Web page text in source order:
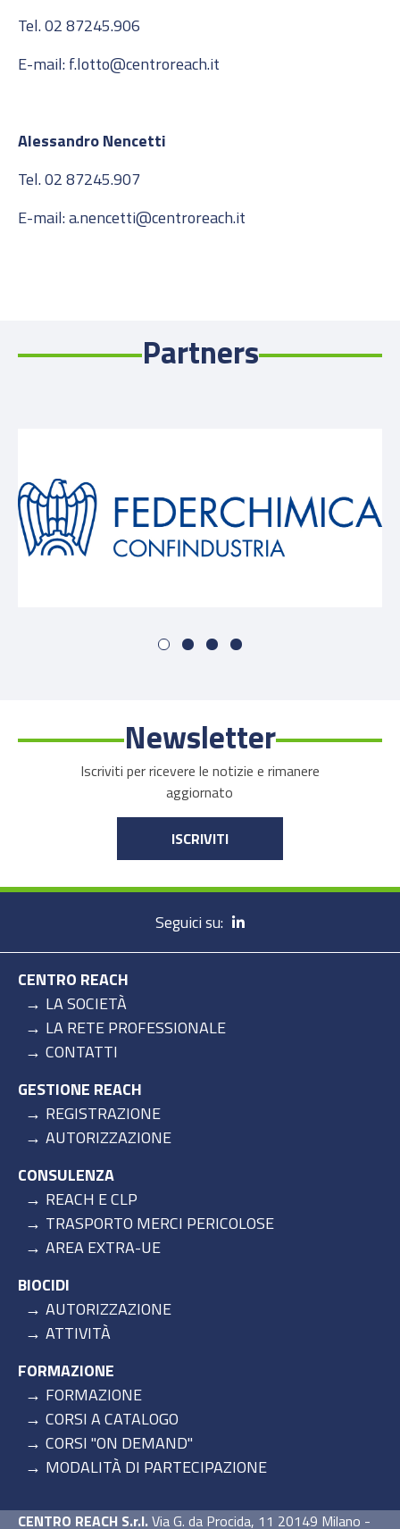
Tel. 02 87245.906
E-mail: f.lotto@centroreach.it
Alessandro Nencetti
Tel. 02 87245.907
E-mail: a.nencetti@centroreach.it
Partners
Newsletter
Iscriviti per ricevere le notizie e rimanere
aggiornato
ISCRIVITI
Seguici su:
CENTRO REACH
LA SOCIETÀ
LA RETE PROFESSIONALE
CONTATTI
GESTIONE REACH
REGISTRAZIONE
AUTORIZZAZIONE
CONSULENZA
REACH E CLP
TRASPORTO MERCI PERICOLOSE
AREA EXTRA-UE
BIOCIDI
AUTORIZZAZIONE
ATTIVITÀ
FORMAZIONE
FORMAZIONE
CORSI A CATALOGO
CORSI "ON DEMAND"
MODALITÀ DI PARTECIPAZIONE
CENTRO REACH S.r.l.Via G. da Procida, 11 20149 Milano -